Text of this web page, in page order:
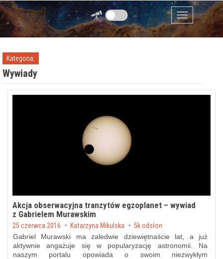
Przejdź do zawartości
Menu
Kategoria:
Wywiady
Akcja obserwacyjna tranzytów egzoplanet – wywiad
z Gabrielem Murawskim
Posted on
25 czerwca 2016 byKatarzyna Mikulska 5k odsłon
Gabriel Murawski ma zaledwie dziewiętnaście lat, a już
aktywnie angażuje się w popularyzację astronomii. Na
naszym portalu opowiada o swoim niezwykłym